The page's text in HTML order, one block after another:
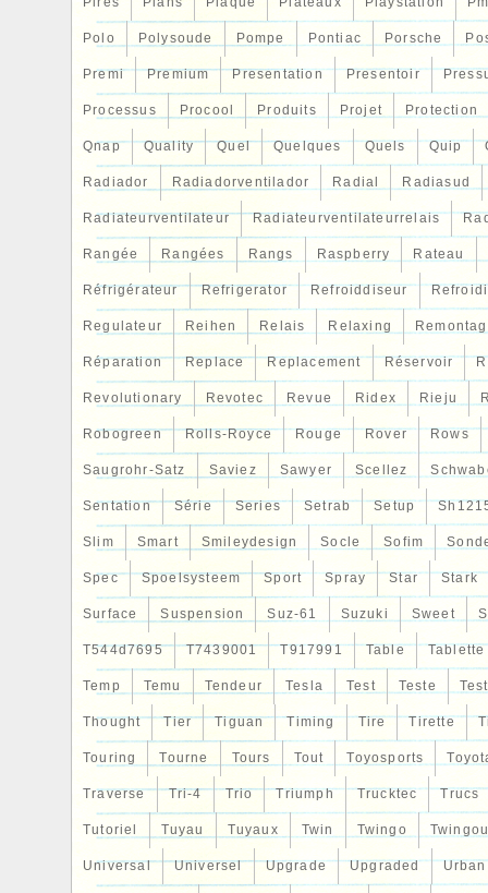
Polo Polysoude Pompe Pontiac Porsche
Premi Premium Presentation Presentoir
Processus Procool Produits Projet Protection
Qnap Quality Quel Quelques Quels Quip
Radiador Radiadorventilador Radial Radiasud
Radiateurventilateur Radiateurventilateurrelais
Rangée Rangées Rangs Raspberry Rateau
Réfrigérateur Refrigerator Refroiddiseur Refroidi
Regulateur Reihen Relais Relaxing
Réparation Replace Replacement Réservoir
Revolutionary Revotec Revue Ridex Rieju
Robogreen Rolls-Royce Rouge Rover Rows
Saugrohr-Satz Saviez Sawyer Scellez
Sentation Série Series Setrab Setup
Slim Smart Smileydesign Socle Sofim
Spec Spoelsysteem Sport Spray Star Stark
Surface Suspension Suz-61 Suzuki Sweet
T544d7695 T7439001 T917991 Table Tablette
Temp Temu Tendeur Tesla Test Teste
Thought Tier Tiguan Timing Tire Tirette
Touring Tourne Tours Tout Toyosports
Traverse Tri-4 Trio Triumph Trucktec Trucs
Tutoriel Tuyau Tuyaux Twin Twingo
Universal Universel Upgrade Upgraded Urban
certeza de que esta peça corresponde
enviar-nos uma fotografia da ficha
da sua peça.